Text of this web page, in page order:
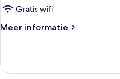
Gratis wifi
Meer informatie
Meer
kamer